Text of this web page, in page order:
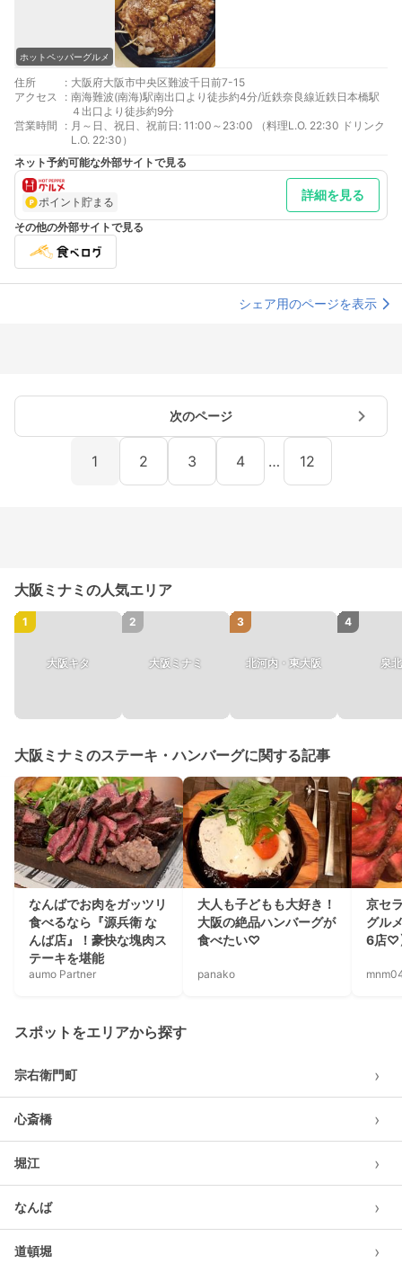
ホットペッパーグルメ
住所 : 大阪府大阪市中央区難波千日前7-15
アクセス
: 南海難波(南海)駅南出口より徒歩約4分/近鉄奈良線近鉄日本橋駅
４出口より徒歩約9分
営業時間
: 月～日、祝日、祝前日: 11:00～23:00 （料理L.O. 22:30 ドリンク
L.O. 22:30）
ネット予約可能な外部サイトで見る
ポイント貯まる 詳細を見る
その他の外部サイトで見る
シェア用のページを表示
次のページ
1 2 3 4 … 12
大阪ミナミの人気エリア
1
大阪キタ
2
大阪ミナミ
3
北河内・東大阪
4
泉北
大阪ミナミのステーキ・ハンバーグに関する記事
なんばでお肉をガッツリ
食べるなら『源兵衛 な
んば店』！豪快な塊肉ス
テーキを堪能
aumo Partner
大人も子どもも大好き！
大阪の絶品ハンバーグが
食べたい♡
panako
京セ
グル
6店♡
スポットをエリアから探す
宗右衛門町 ›
心斎橋 ›
堀江 ›
なんば ›
道頓堀 ›